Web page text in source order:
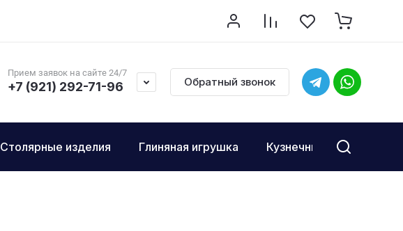
Прием заявок на сайте 24/7
+7 (921) 292-71-96 Обратный звонок
Столярные изделия Глиняная игрушка Кузнечные изделия